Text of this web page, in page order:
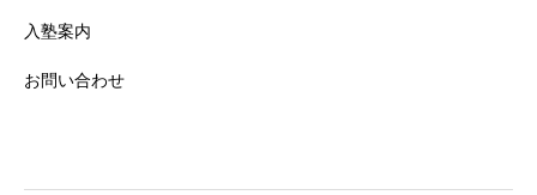
入塾案内
お問い合わせ